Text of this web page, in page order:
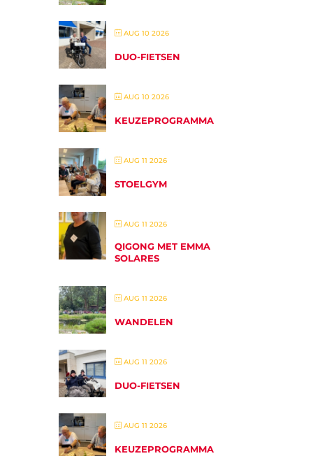
AUG 10 2026
DUO-FIETSEN
AUG 10 2026
KEUZEPROGRAMMA
AUG 11 2026
STOELGYM
AUG 11 2026
QIGONG MET EMMA
SOLARES
AUG 11 2026
WANDELEN
AUG 11 2026
DUO-FIETSEN
AUG 11 2026
KEUZEPROGRAMMA